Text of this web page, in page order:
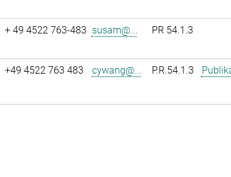
+ 49 4522 763-483 susam@... PR 54.1.3
+49 4522 763 483 cywang@... P.R.54.1.3